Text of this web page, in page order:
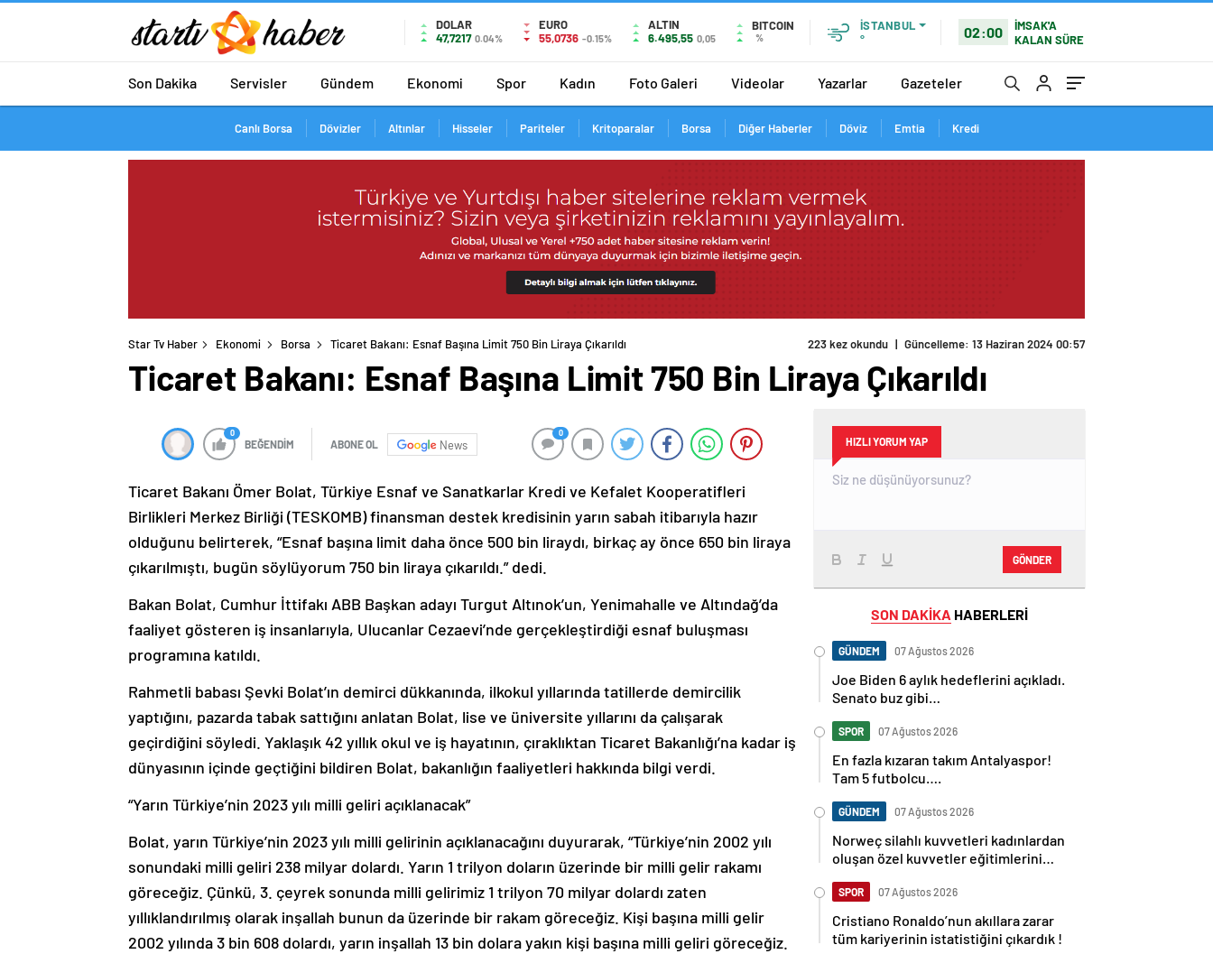
DOLAR
47,7217 0.04%
EURO
55,0736 -0.15%
ALTIN
6.495,55 0,05
BITCOIN
%
İSTANBUL
°
02:00
İMSAK'A
KALAN SÜRE
Son Dakika Servisler Gündem Ekonomi Spor Kadın Foto Galeri Videolar Yazarlar Gazeteler
Canlı Borsa Dövizler Altınlar Hisseler Pariteler Kritoparalar Borsa Diğer Haberler Döviz Emtia Kredi
Star Tv Haber Ekonomi Borsa Ticaret Bakanı: Esnaf Başına Limit 750 Bin Liraya Çıkarıldı
Ticaret Bakanı: Esnaf Başına Limit 750 Bin Liraya Çıkarıldı
0
BEĞENDİM ABONE OL News
0
Ticaret Bakanı Ömer Bolat, Türkiye Esnaf ve Sanatkarlar Kredi ve Kefalet Kooperatifleri
Birlikleri Merkez Birliği (TESKOMB) finansman destek kredisinin yarın sabah itibarıyla hazır
olduğunu belirterek, “Esnaf başına limit daha önce 500 bin liraydı, birkaç ay önce 650 bin liraya
çıkarılmıştı, bugün söylüyorum 750 bin liraya çıkarıldı.” dedi.
Bakan Bolat, Cumhur İttifakı ABB Başkan adayı Turgut Altınok’un, Yenimahalle ve Altındağ’da
faaliyet gösteren iş insanlarıyla, Ulucanlar Cezaevi’nde gerçekleştirdiği esnaf buluşması
programına katıldı.
Rahmetli babası Şevki Bolat’ın demirci dükkanında, ilkokul yıllarında tatillerde demircilik
yaptığını, pazarda tabak sattığını anlatan Bolat, lise ve üniversite yıllarını da çalışarak
geçirdiğini söyledi. Yaklaşık 42 yıllık okul ve iş hayatının, çıraklıktan Ticaret Bakanlığı’na kadar iş
dünyasının içinde geçtiğini bildiren Bolat, bakanlığın faaliyetleri hakkında bilgi verdi.
“Yarın Türkiye’nin 2023 yılı milli geliri açıklanacak”
Bolat, yarın Türkiye’nin 2023 yılı milli gelirinin açıklanacağını duyurarak, “Türkiye’nin 2002 yılı
sonundaki milli geliri 238 milyar dolardı. Yarın 1 trilyon doların üzerinde bir milli gelir rakamı
göreceğiz. Çünkü, 3. çeyrek sonunda milli gelirimiz 1 trilyon 70 milyar dolardı zaten
yıllıklandırılmış olarak inşallah bunun da üzerinde bir rakam göreceğiz. Kişi başına milli gelir
2002 yılında 3 bin 608 dolardı, yarın inşallah 13 bin dolara yakın kişi başına milli geliri göreceğiz.
HIZLI YORUM YAP
GÖNDER
SON DAKİKA HABERLERİ
GÜNDEM 07 Ağustos 2026
Joe Biden 6 aylık hedeflerini açıkladı.
Senato buz gibi…
SPOR 07 Ağustos 2026
En fazla kızaran takım Antalyaspor!
Tam 5 futbolcu….
GÜNDEM 07 Ağustos 2026
Norweç silahlı kuvvetleri kadınlardan
oluşan özel kuvvetler eğitimlerini
SPOR 07 Ağustos 2026
Cristiano Ronaldo’nun akıllara zarar
tüm kariyerinin istatistiğini çıkardık !